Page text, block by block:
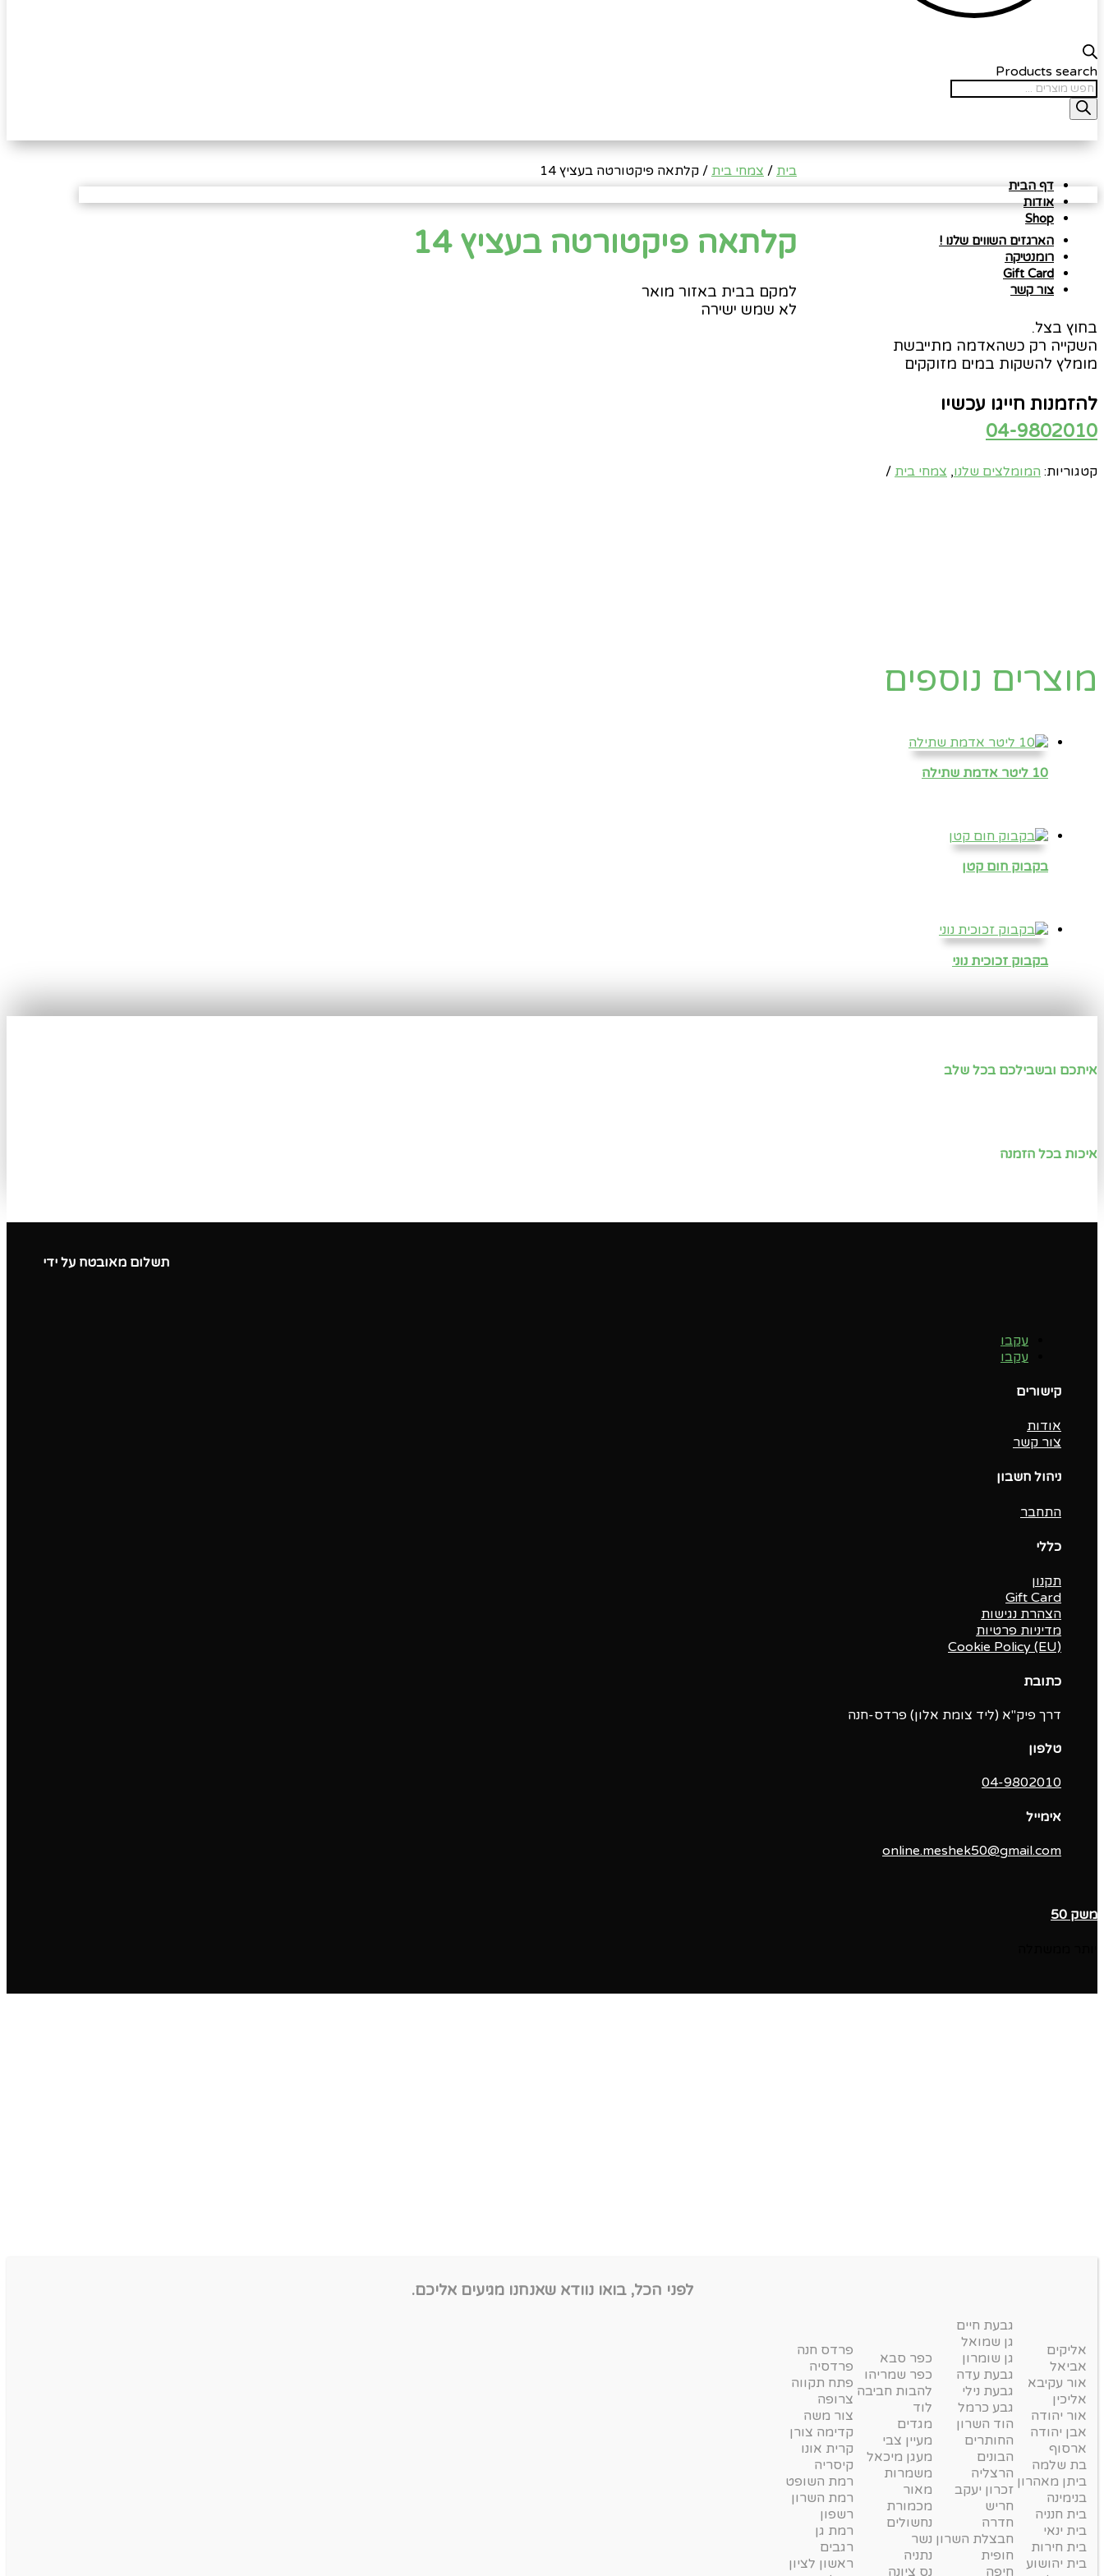
Products search
דף הבית
אודות
Shop
הארגזים השווים שלנו !
רומנטיקה
Gift Card
צור קשר
בית / צמחי בית / קלתאה פיקטורטה בעציץ 14
קלתאה פיקטורטה בעציץ 14
למקם בבית באזור מואר
לא שמש ישירה
בחוץ בצל.
השקייה רק כשהאדמה מתייבשת
מומלץ להשקות במים מזוקקים
להזמנות חייגו עכשיו
04-9802010
קטגוריות: המומלצים שלנו, צמחי בית
מוצרים נוספים
10 ליטר אדמת שתילה
בקבוק חום קטן
בקבוק זכוכית נוני
איתכם ובשבילכם בכל שלב
איכות בכל הזמנה
תשלום מאובטח על ידי
עקבו
עקבו
קישורים
אודות
צור קשר
ניהול חשבון
התחבר
כללי
תקנון
Gift Card
הצהרת נגישות
מדיניות פרטיות
Cookie Policy (EU)
כתובת
דרך פיק"א (ליד צומת אלון) פרדס-חנה
טלפון
04-9802010‬
אימייל
online.meshek50@gmail.com
משק 50
לפני הכל, בואו נוודא שאנחנו מגיעים אליכם.
אליקים
אביאל
אור עקיבא
אליכין
אור יהודה
אבן יהודה
ארסוף
בת שלמה
ביתן מאהרון
בנימינה
בית חנניה
בית ינאי
בית חירות
בית יהושוע
גבעת חיים
גן שמואל
גן שומרון
גבעת עדה
גבעת נילי
גבע כרמל
הוד השרון
החותרים
הבונים
הרצליה
זכרון יעקב
חריש
חדרה
חבצלת השרון
חופית
חיפה
כפר סבא
כפר שמריהו
להבות חביבה
לוד
מגדים
מעיין צבי
מעגן מיכאל
משמרות
מאור
מכמורת
נחשולים
נשר
נתניה
נס ציונה
פרדס חנה
פרדסיה
פתח תקווה
צרופה
צור משה
קדימה צורן
קרית אונו
קיסריה
רמת השופט
רמת השרון
רשפון
רמת גן
רגבים
ראשון לציון